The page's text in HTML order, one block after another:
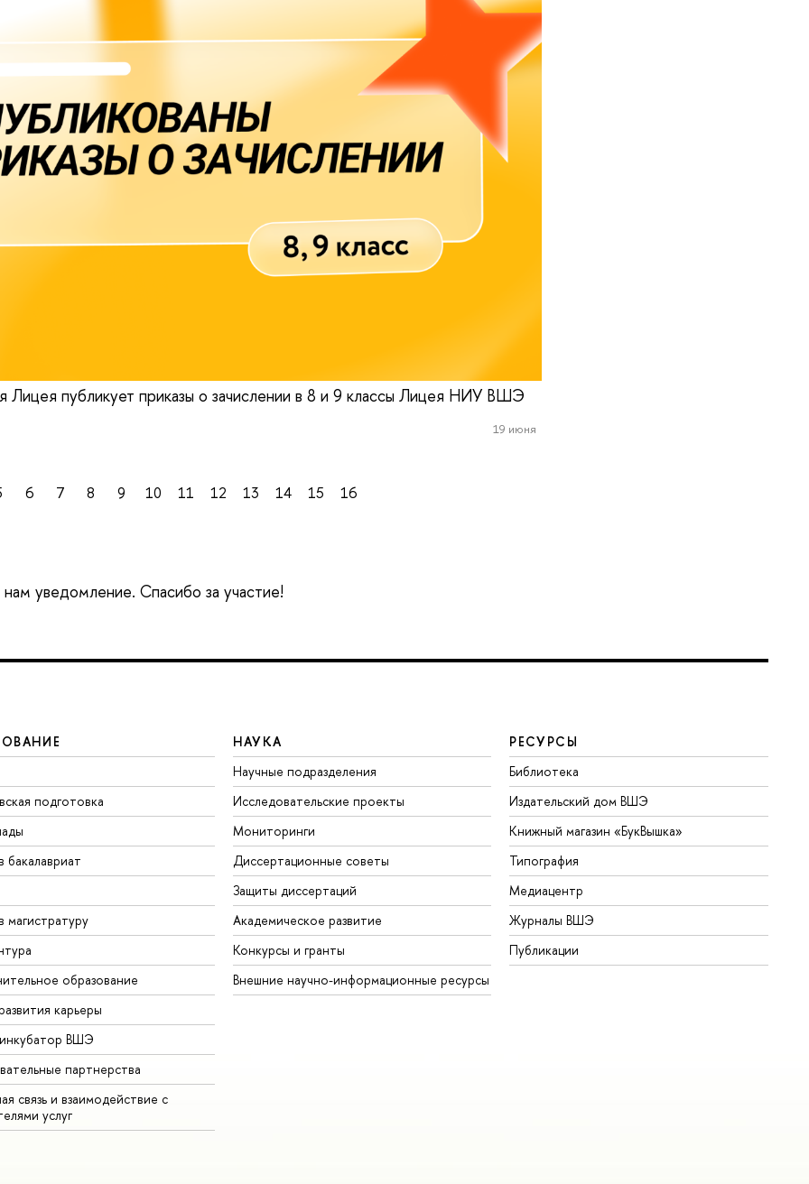
Лицея публикует приказы о зачислении в 8 и 9 классы Лицея НИУ ВШЭ
19 июня
6 7 8 9 10 11 12 13 14 15 16
уведомление. Спасибо за участие!
подготовка
бакалавриат
магистратуру
образование
карьеры
ВШЭ
партнерства
связь и взаимодействие с
услуг
НАУКА
Научные подразделения
Исследовательские проекты
Мониторинги
Диссертационные советы
Защиты диссертаций
Академическое развитие
Конкурсы и гранты
Внешние научно-информационные ресурсы
РЕСУРСЫ
Библиотека
Издательский дом ВШЭ
Книжный магазин «БукВышка»
Типография
Медиацентр
Журналы ВШЭ
Публикации